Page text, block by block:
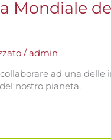
Mondiale
/admin
ad una delle
nostro pianeta.